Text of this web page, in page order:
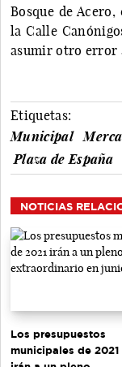
Bosque de
la Calle
asumir otro error
Etiquetas:
Municipal
Plaza de España
NOTICIAS
Los presupuestos
municipales de 2021